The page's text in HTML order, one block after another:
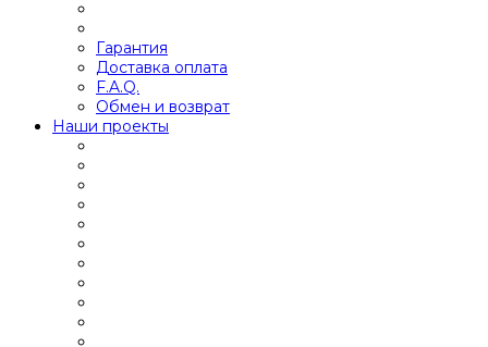
Гарантия
Доставка оплата
F.A.Q.
Обмен и возврат
Наши проекты